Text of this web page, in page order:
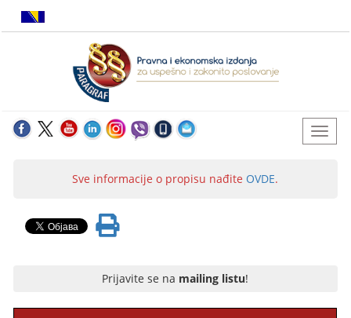
Sve informacije o propisu nađite OVDE.
Prijavite se na mailing listu!